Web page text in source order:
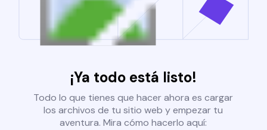
¡Ya todo está listo!
Todo lo que tienes que hacer ahora es cargar
los archivos de tu sitio web y empezar tu
aventura. Mira cómo hacerlo aquí: